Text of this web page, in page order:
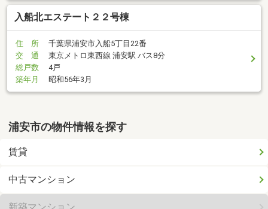
入船北エステート２２号棟
住 所
千葉県浦安市入船5丁目22番
交 通
東京メトロ東西線 浦安駅 バス8分
総戸数
4戸
築年月
昭和56年3月
浦安市の物件情報を探す
賃貸
中古マンション
新築マンション